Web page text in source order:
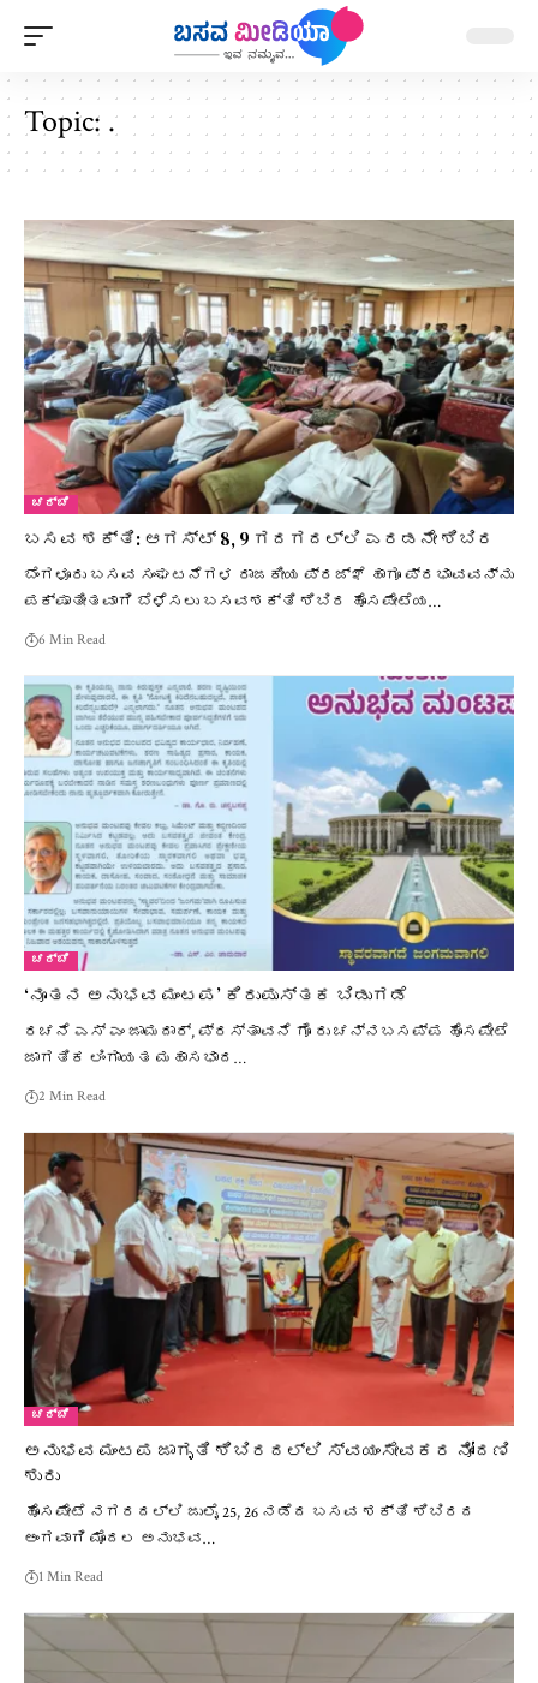
Topic: .
ಚರ್ಚೆ
ಬಸವ ಶಕ್ತಿ: ಆಗಸ್ಟ್ 8, 9 ಗದಗದಲ್ಲಿ ಎರಡನೇ ಶಿಬಿರ
ಬೆಂಗಳೂರು ಬಸವ ಸಂಘಟನೆಗಳ ರಾಜಕೀಯ ಪ್ರಜ್ಞೆ ಹಾಗೂ ಪ್ರಭಾವವನ್ನು
ಪಕ್ಷಾತೀತವಾಗಿ ಬೆಳೆಸಲು ಬಸವಶಕ್ತಿ ಶಿಬಿರ ಹೊಸಪೇಟೆಯ…
6 Min Read
ಚರ್ಚೆ
‘ನೂತನ ಅನುಭವ ಮಂಟಪ’ ಕಿರುಪುಸ್ತಕ ಬಿಡುಗಡೆ
ರಚನೆ ಎಸ್ ಎಂ ಜಾಮದಾರ್, ಪ್ರಸ್ತಾವನೆ ಗೊ ರು ಚನ್ನಬಸಪ್ಪ ಹೊಸಪೇಟೆ
ಜಾಗತಿಕ ಲಿಂಗಾಯತ ಮಹಾಸಭಾದ…
2 Min Read
ಚರ್ಚೆ
ಅನುಭವ ಮಂಟಪ ಜಾಗೃತಿ ಶಿಬಿರದಲ್ಲಿ ಸ್ವಯಂಸೇವಕರ ನೋಂದಣಿ
ಶುರು
ಹೊಸಪೇಟೆ ನಗರದಲ್ಲಿ ಜುಲೈ 25, 26 ನಡೆದ ಬಸವ ಶಕ್ತಿ ಶಿಬಿರದ
ಅಂಗವಾಗಿ ಮೊದಲ ಅನುಭವ…
1 Min Read